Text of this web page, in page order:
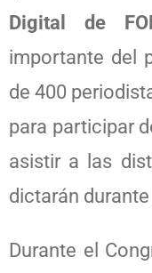
Digital de
importante del
de 400
para participar
asistir a las
dictarán
Durante el